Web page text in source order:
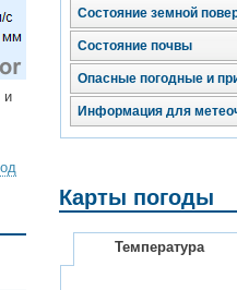
и
Состояние земной
Состояние почвы
Опасные погодные и
Информация для
Карты погоды
Температура